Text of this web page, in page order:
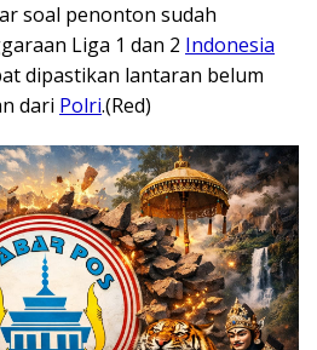
soal penonton sudah
Liga 1 dan 2 Indonesia
dipastikan lantaran belum
dari Polri.(Red)